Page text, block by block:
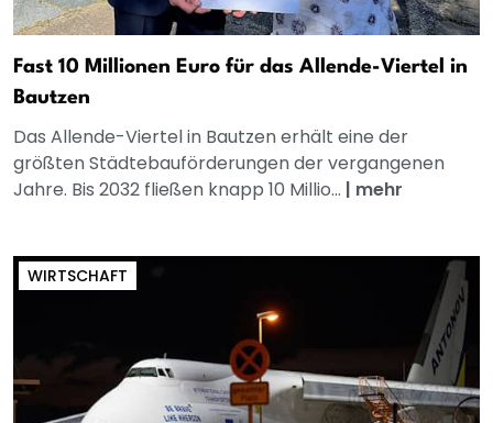
Fast 10 Millionen Euro für das Allende-Viertel in
Bautzen
Das Allende-Viertel in Bautzen erhält eine der
größten Städtebauförderungen der vergangenen
Jahre. Bis 2032 fließen knapp 10 Millio... | mehr
WIRTSCHAFT